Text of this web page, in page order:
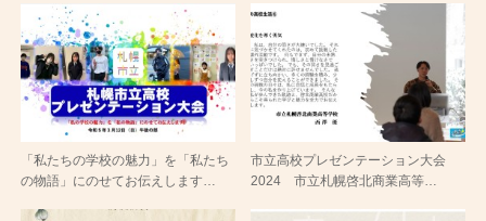
「私たちの学校の魅力」を「私たち
の物語」にのせてお伝えします…
市立高校プレゼンテーション大会
2024 市立札幌啓北商業高等…